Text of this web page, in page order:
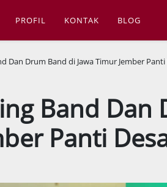
PROFIL KONTAK BLOG
Dan Drum Band di Jawa Timur Jember
Band Dan
Panti